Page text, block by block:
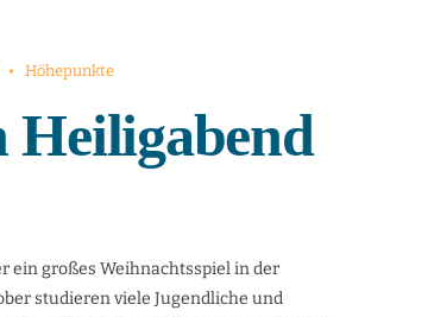
• Höhepunkte
Heiligabend
ein großes Weihnachtsspiel in der
studieren viele Jugendliche und